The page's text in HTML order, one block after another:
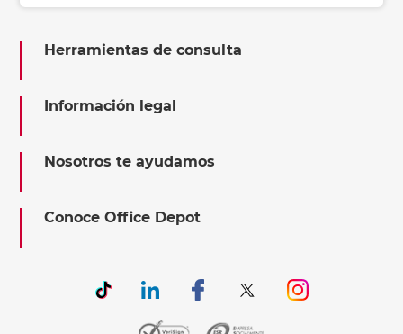
Herramientas de consulta
Información legal
Nosotros te ayudamos
Conoce Office Depot